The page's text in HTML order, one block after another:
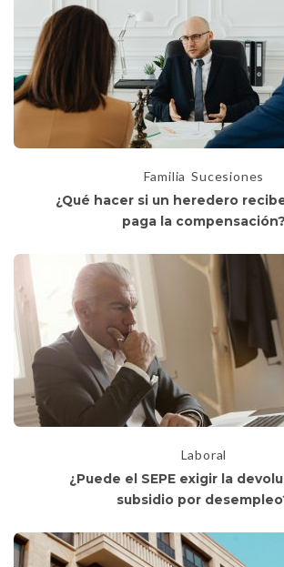
Familia Sucesiones
¿Qué hacer si un heredero
paga la compensación?
Laboral
¿Puede el SEPE exigir la
subsidio por